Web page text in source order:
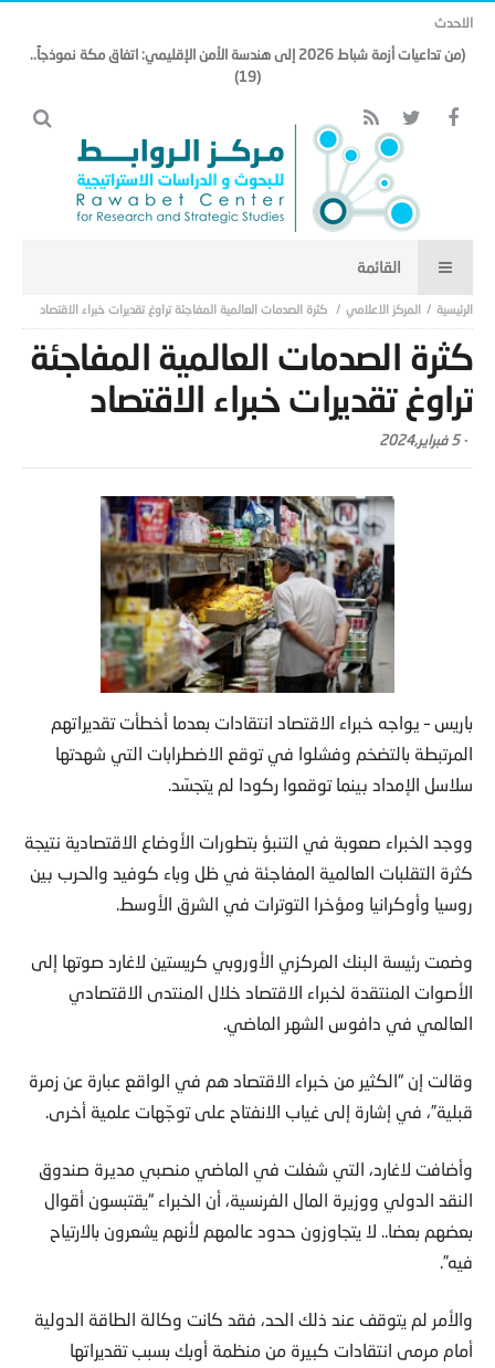
الاحدث
(من تداعيات أزمة شباط 2026 إلى هندسة الأمن الإقليمي: اتفاق مكة نموذجاً..
(19)
المركز الاعلامي كثرة الصدمات العالمية المفاجئة تراوغ تقديرات خبراء الاقتصاد
كثرة الصدمات العالمية المفاجئة
تراوغ تقديرات خبراء الاقتصاد
-5 فبراير,2024
باريس – يواجه خبراء الاقتصاد انتقادات بعدما أخطأت تقديراتهم
المرتبطة بالتضخم وفشلوا في توقع الاضطرابات التي شهدتها
سلاسل الإمداد بينما توقعوا ركودا لم يتجسّد.
ووجد الخبراء صعوبة في التنبؤ بتطورات الأوضاع الاقتصادية نتيجة
كثرة التقلبات العالمية المفاجئة في ظل وباء كوفيد والحرب بين
روسيا وأوكرانيا ومؤخرا التوترات في الشرق الأوسط.
وضمت رئيسة البنك المركزي الأوروبي كريستين لاغارد صوتها إلى
الأصوات المنتقدة لخبراء الاقتصاد خلال المنتدى الاقتصادي
العالمي في دافوس الشهر الماضي.
وقالت إن “الكثير من خبراء الاقتصاد هم في الواقع عبارة عن زمرة
قبلية”، في إشارة إلى غياب الانفتاح على توجّهات علمية أخرى.
وأضافت لاغارد، التي شغلت في الماضي منصبي مديرة صندوق
النقد الدولي ووزيرة المال الفرنسية، أن الخبراء “يقتبسون أقوال
بعضهم بعضا.. لا يتجاوزون حدود عالمهم لأنهم يشعرون بالارتياح
فيه”.
والأمر لم يتوقف عند ذلك الحد، فقد كانت وكالة الطاقة الدولية
أمام مرمى انتقادات كبيرة من منظمة أوبك بسبب تقديراتها